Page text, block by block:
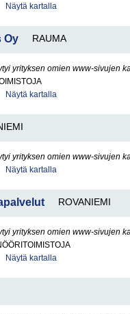
Näytä kartalla
Oy RAUMA
yrityksen omien www-sivujen
Näytä kartalla
yrityksen omien www-sivujen
Näytä kartalla
ROVANIEMI
yrityksen omien www-sivujen
Näytä kartalla